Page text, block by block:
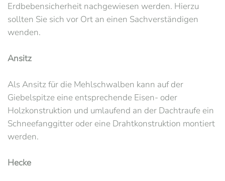
Erdbebensicherheit nachgewiesen werden. Hierzu
sollten Sie sich vor Ort an einen Sachverständigen
wenden.
Ansitz
Als Ansitz für die Mehlschwalben kann auf der
Giebelspitze eine entsprechende Eisen- oder
Holzkonstruktion und umlaufend an der Dachtraufe ein
Schneefanggitter oder eine Drahtkonstruktion montiert
werden.
Hecke